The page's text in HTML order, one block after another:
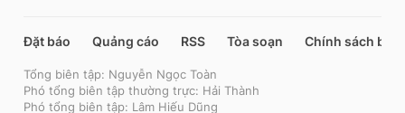
Đặt báo Quảng cáo RSS Tòa soạn Chính sách bảo
Tổng biên tập: Nguyễn Ngọc Toàn
Phó tổng biên tập thường trực: Hải Thành
Phó tổng biên tập: Lâm Hiếu Dũng